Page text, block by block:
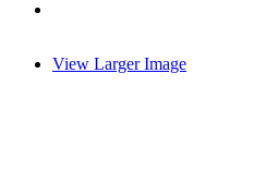
View Larger Image